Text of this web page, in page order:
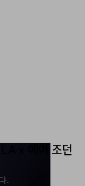
x 에어 조던
.